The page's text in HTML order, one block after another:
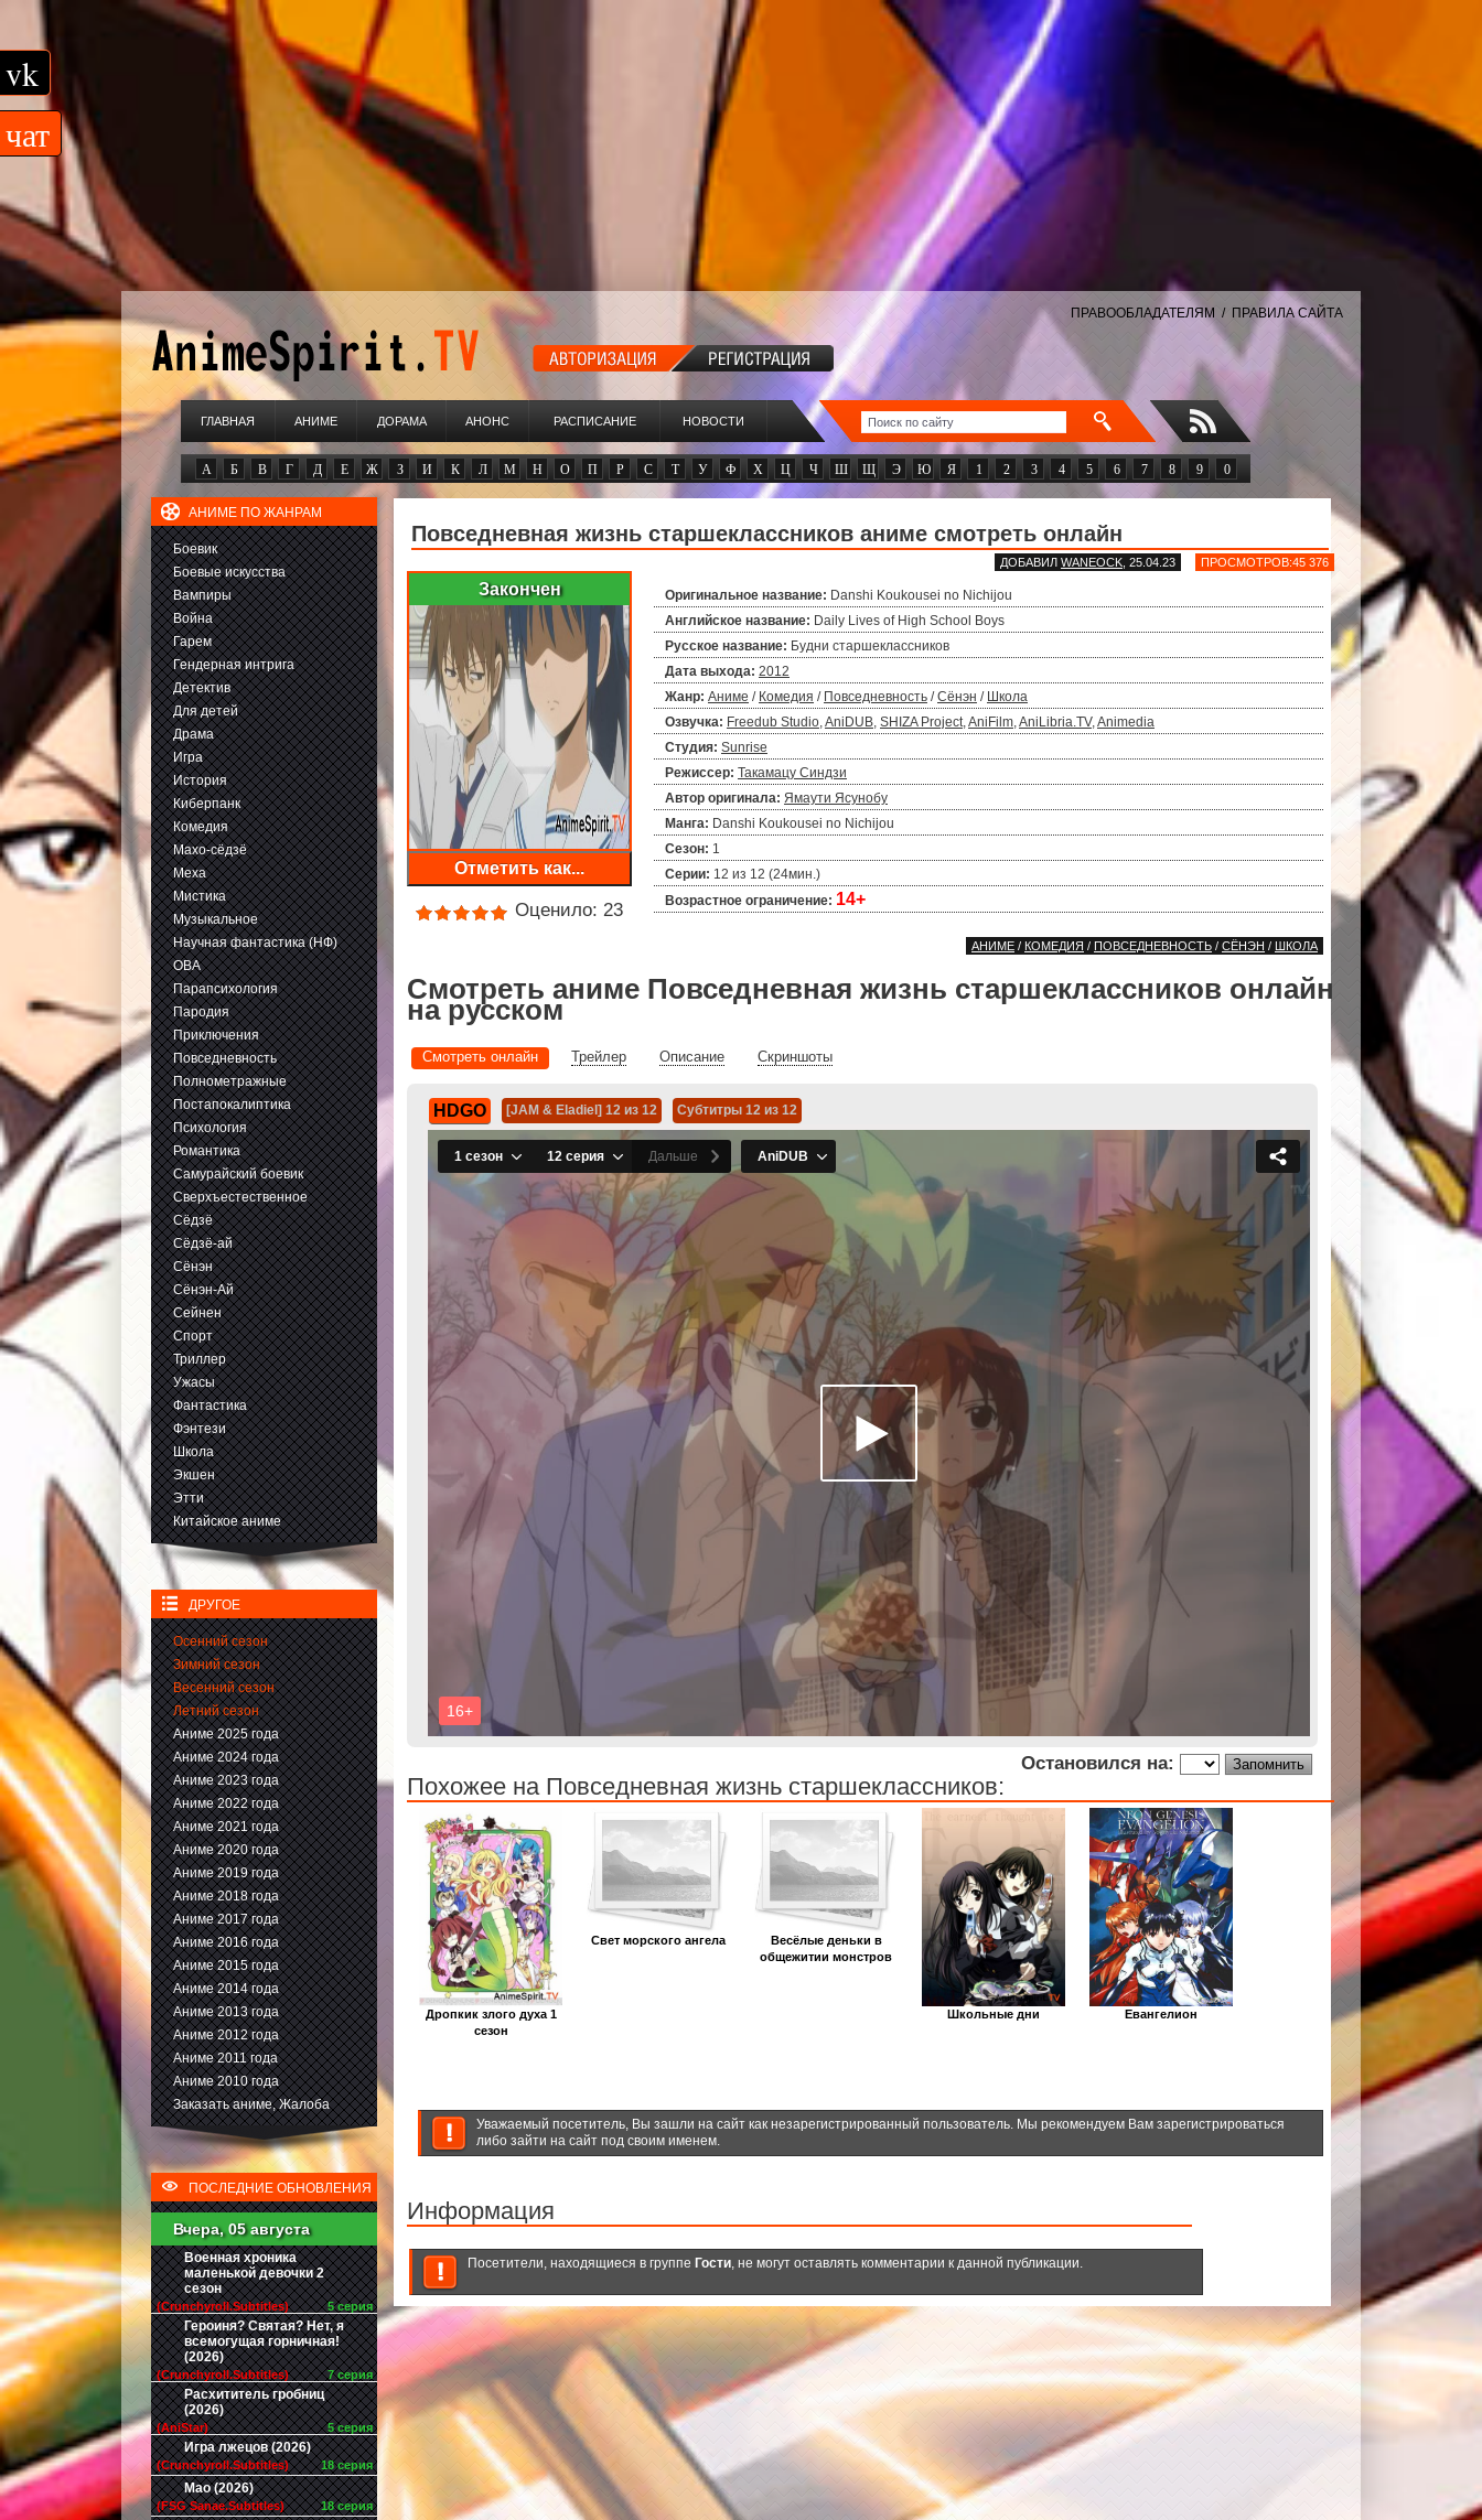
ПРАВООБЛАДАТЕЛЯМ / ПРАВИЛА САЙТА
ГЛАВНАЯ АНИМЕ ДОРАМА АНОНС РАСПИСАНИЕ НОВОСТИ
А Б В Г Д Е Ж З И К Л М Н О П Р С Т У Ф Х Ц Ч Ш Щ Э Ю Я 1 2 3 4 5 6 7 8 9 0
АНИМЕ ПО ЖАНРАМ
Боевик
Боевые искусства
Вампиры
Война
Гарем
Гендерная интрига
Детектив
Для детей
Драма
Игра
История
Киберпанк
Комедия
Махо-сёдзё
Меха
Мистика
Музыкальное
Научная фантастика (НФ)
ОВА
Парапсихология
Пародия
Приключения
Повседневность
Полнометражные
Постапокалиптика
Психология
Романтика
Самурайский боевик
Сверхъестественное
Сёдзё
Сёдзё-ай
Сёнэн
Сёнэн-Ай
Сейнен
Спорт
Триллер
Ужасы
Фантастика
Фэнтези
Школа
Экшен
Этти
Китайское аниме
ДРУГОЕ
Осенний сезон
Зимний сезон
Весенний сезон
Летний сезон
Аниме 2025 года
Аниме 2024 года
Аниме 2023 года
Аниме 2022 года
Аниме 2021 года
Аниме 2020 года
Аниме 2019 года
Аниме 2018 года
Аниме 2017 года
Аниме 2016 года
Аниме 2015 года
Аниме 2014 года
Аниме 2013 года
Аниме 2012 года
Аниме 2011 года
Аниме 2010 года
Заказать аниме, Жалоба
ПОСЛЕДНИЕ ОБНОВЛЕНИЯ
Вчера, 05 августа
Военная хроника
маленькой девочки 2
сезон
(Crunchyroll.Subtitles) 5 серия
Героиня? Святая? Нет, я
всемогущая горничная!
(2026)
(Crunchyroll.Subtitles) 7 серия
Расхититель гробниц
(2026)
(AniStar) 5 серия
Игра лжецов (2026)
(Crunchyroll.Subtitles) 18 серия
Мао (2026)
(FSG Sanae.Subtitles) 18 серия
Повседневная жизнь старшеклассников аниме смотреть онлайн
ДОБАВИЛ WANEOCK , 25.04.23 ПРОСМОТРОВ:45 376
Оригинальное название: Danshi Koukousei no Nichijou
Английское название: Daily Lives of High School Boys
Русское название: Будни старшеклассников
Дата выхода: 2012
Жанр: Аниме / Комедия / Повседневность /Сёнэн / Школа
Озвучка: Freedub Studio,AniDUB, SHIZA Project,AniFilm,AniLibria.TV,Animedia
Студия: Sunrise
Режиссер: Такамацу Синдзи
Автор оригинала: Ямаути Ясунобу
Манга: Danshi Koukousei no Nichijou
Сезон: 1
Серии: 12 из 12 (24мин.)
Возрастное ограничение: 14+
АНИМЕ / КОМЕДИЯ / ПОВСЕДНЕВНОСТЬ / СЁНЭН / ШКОЛА
Закончен
Отметить как...
Оценило: 23
Смотреть аниме Повседневная жизнь старшеклассников онлайн
на русском
Смотреть онлайн Трейлер Описание Скриншоты
HDGO [JAM & Eladiel] 12 из 12 Субтитры 12 из 12
Остановился на:
Похожее на Повседневная жизнь старшеклассников:
Дропкик злого духа 1
сезон
Свет морского ангела
Весёлые деньки в
общежитии монстров
Школьные дни Евангелион
Уважаемый посетитель, Вы зашли на сайт как незарегистрированный пользователь. Мы рекомендуем Вам зарегистрироваться
либо зайти на сайт под своим именем.
Информация
Посетители, находящиеся в группе Гости, не могут оставлять комментарии к данной публикации.
чат
vk